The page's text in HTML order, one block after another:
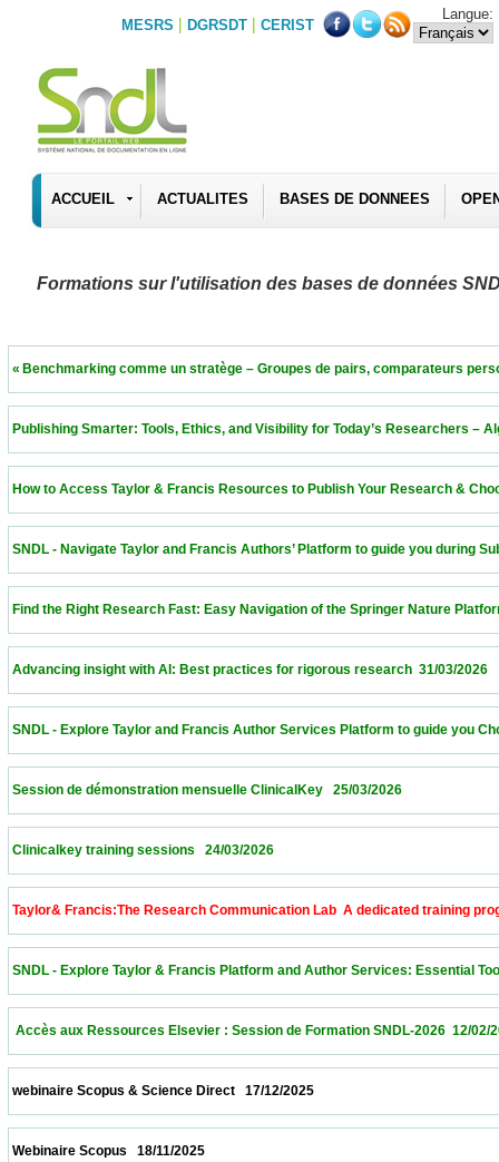
MESRS | DGRSDT | CERIST
Langue:
ACCUEIL ACTUALITES BASES DE DONNEES
Formations sur l'utilisation des bases de données
« Benchmarking comme un stratège – Groupes de pairs,
Publishing Smarter: Tools, Ethics, and Visibility for Today’s
How to Access Taylor & Francis Resources to Publish Your
SNDL - Navigate Taylor and Francis Authors’ Platform to guide you
Find the Right Research Fast: Easy Navigation of the Springer
Advancing insight with AI: Best practices for rigorous research
SNDL - Explore Taylor and Francis Author Services Platform to
Session de démonstration mensuelle ClinicalKey   25/03/2026
Clinicalkey training sessions   24/03/2026
Taylor& Francis:The Research Communication Lab  A dedicated
SNDL - Explore Taylor & Francis Platform and Author Services:
Accès aux Ressources Elsevier : Session de Formation SNDL-
webinaire Scopus & Science Direct   17/12/2025
Webinaire Scopus   18/11/2025